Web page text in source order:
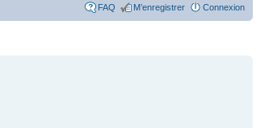
FAQ M’enregistrer Connexion